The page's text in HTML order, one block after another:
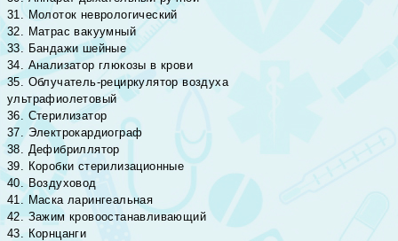
31. Молоток неврологический
32. Матрас вакуумный
33. Бандажи шейные
34. Анализатор глюкозы в крови
35. Облучатель-рециркулятор воздуха
ультрафиолетовый
36. Стерилизатор
37. Электрокардиограф
38. Дефибриллятор
39. Коробки стерилизационные
40. Воздуховод
41. Маска ларингеальная
42. Зажим кровоостанавливающий
43. Корнцанги